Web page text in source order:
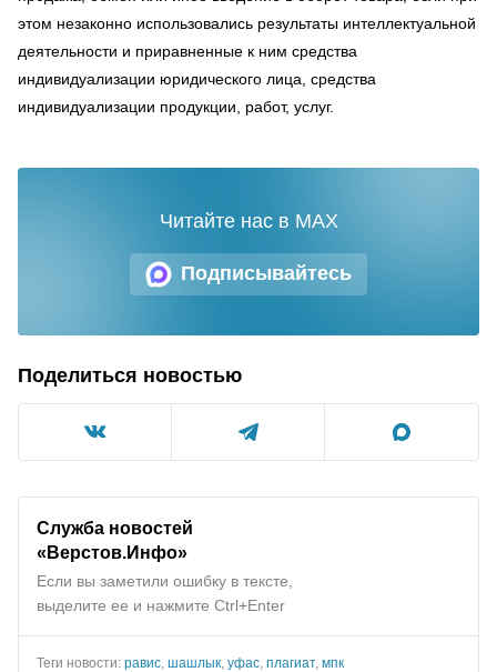
этом незаконно использовались результаты интеллектуальной
деятельности и приравненные к ним средства
индивидуализации юридического лица, средства
индивидуализации продукции, работ, услуг.
Подписывайтесь
Читайте нас в MAX
Поделиться новостью
Служба новостей
«Верстов.Инфо»
Если вы заметили ошибку в тексте,
выделите ее и нажмите Ctrl+Enter
Теги новости: равис шашлык уфас плагиат, мпк